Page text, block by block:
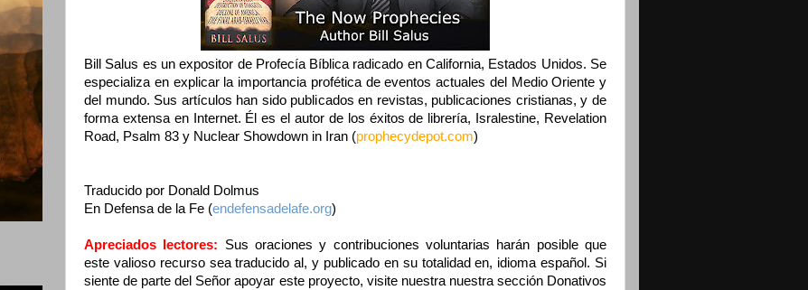
Bill Salus es un expositor de Profecía Bíblica radicado en California, Estados Unidos. Se
especializa en explicar la importancia profética de eventos actuales del Medio Oriente y
del mundo. Sus artículos han sido publicados en revistas, publicaciones cristianas, y de
forma extensa en Internet. Él es el autor de los éxitos de librería, Isralestine, Revelation
Road, Psalm 83 y Nuclear Showdown in Iran (prophecydepot.com)
Traducido por Donald Dolmus
En Defensa de la Fe (endefensadelafe.org)
Apreciados lectores: Sus oraciones y contribuciones voluntarias harán posible que
este valioso recurso sea traducido al, y publicado en su totalidad en, idioma español. Si
siente de parte del Señor apoyar este proyecto, visite nuestra nuestra sección Donativos